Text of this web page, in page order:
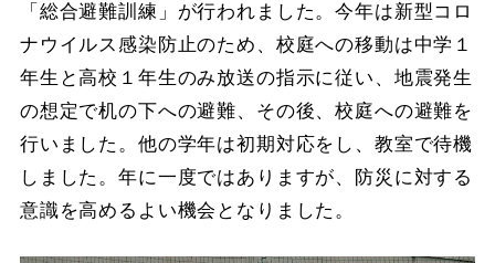
「総合避難訓練」が行われました。今年は新型コロ
ナウイルス感染防止のため、校庭への移動は中学１
年生と高校１年生のみ放送の指示に従い、地震発生
の想定で机の下への避難、その後、校庭への避難を
行いました。他の学年は初期対応をし、教室で待機
しました。年に一度ではありますが、防災に対する
意識を高めるよい機会となりました。